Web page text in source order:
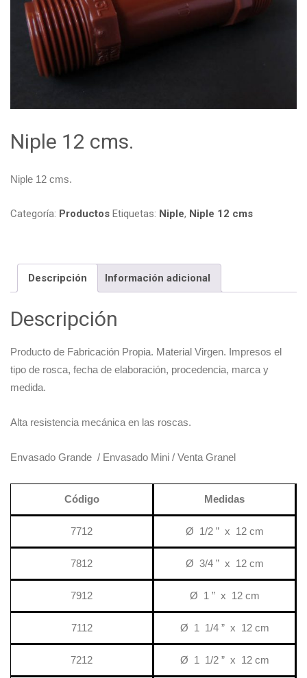
Niple 12 cms.
Niple 12 cms.
Categoría: Productos Etiquetas: Niple, Niple 12 cms
Descripción Información adicional
Descripción
Producto de Fabricación Propia. Material Virgen. Impresos el
tipo de rosca, fecha de elaboración, procedencia, marca y
medida.
Alta resistencia mecánica en las roscas.
Envasado Grande / Envasado Mini / Venta Granel
Código Medidas
7712 Ø 1/2 ” x 12 cm
7812 Ø 3/4 ” x 12 cm
7912 Ø 1 ” x 12 cm
7112 Ø 1 1/4 ” x 12 cm
7212 Ø 1 1/2 ” x 12 cm